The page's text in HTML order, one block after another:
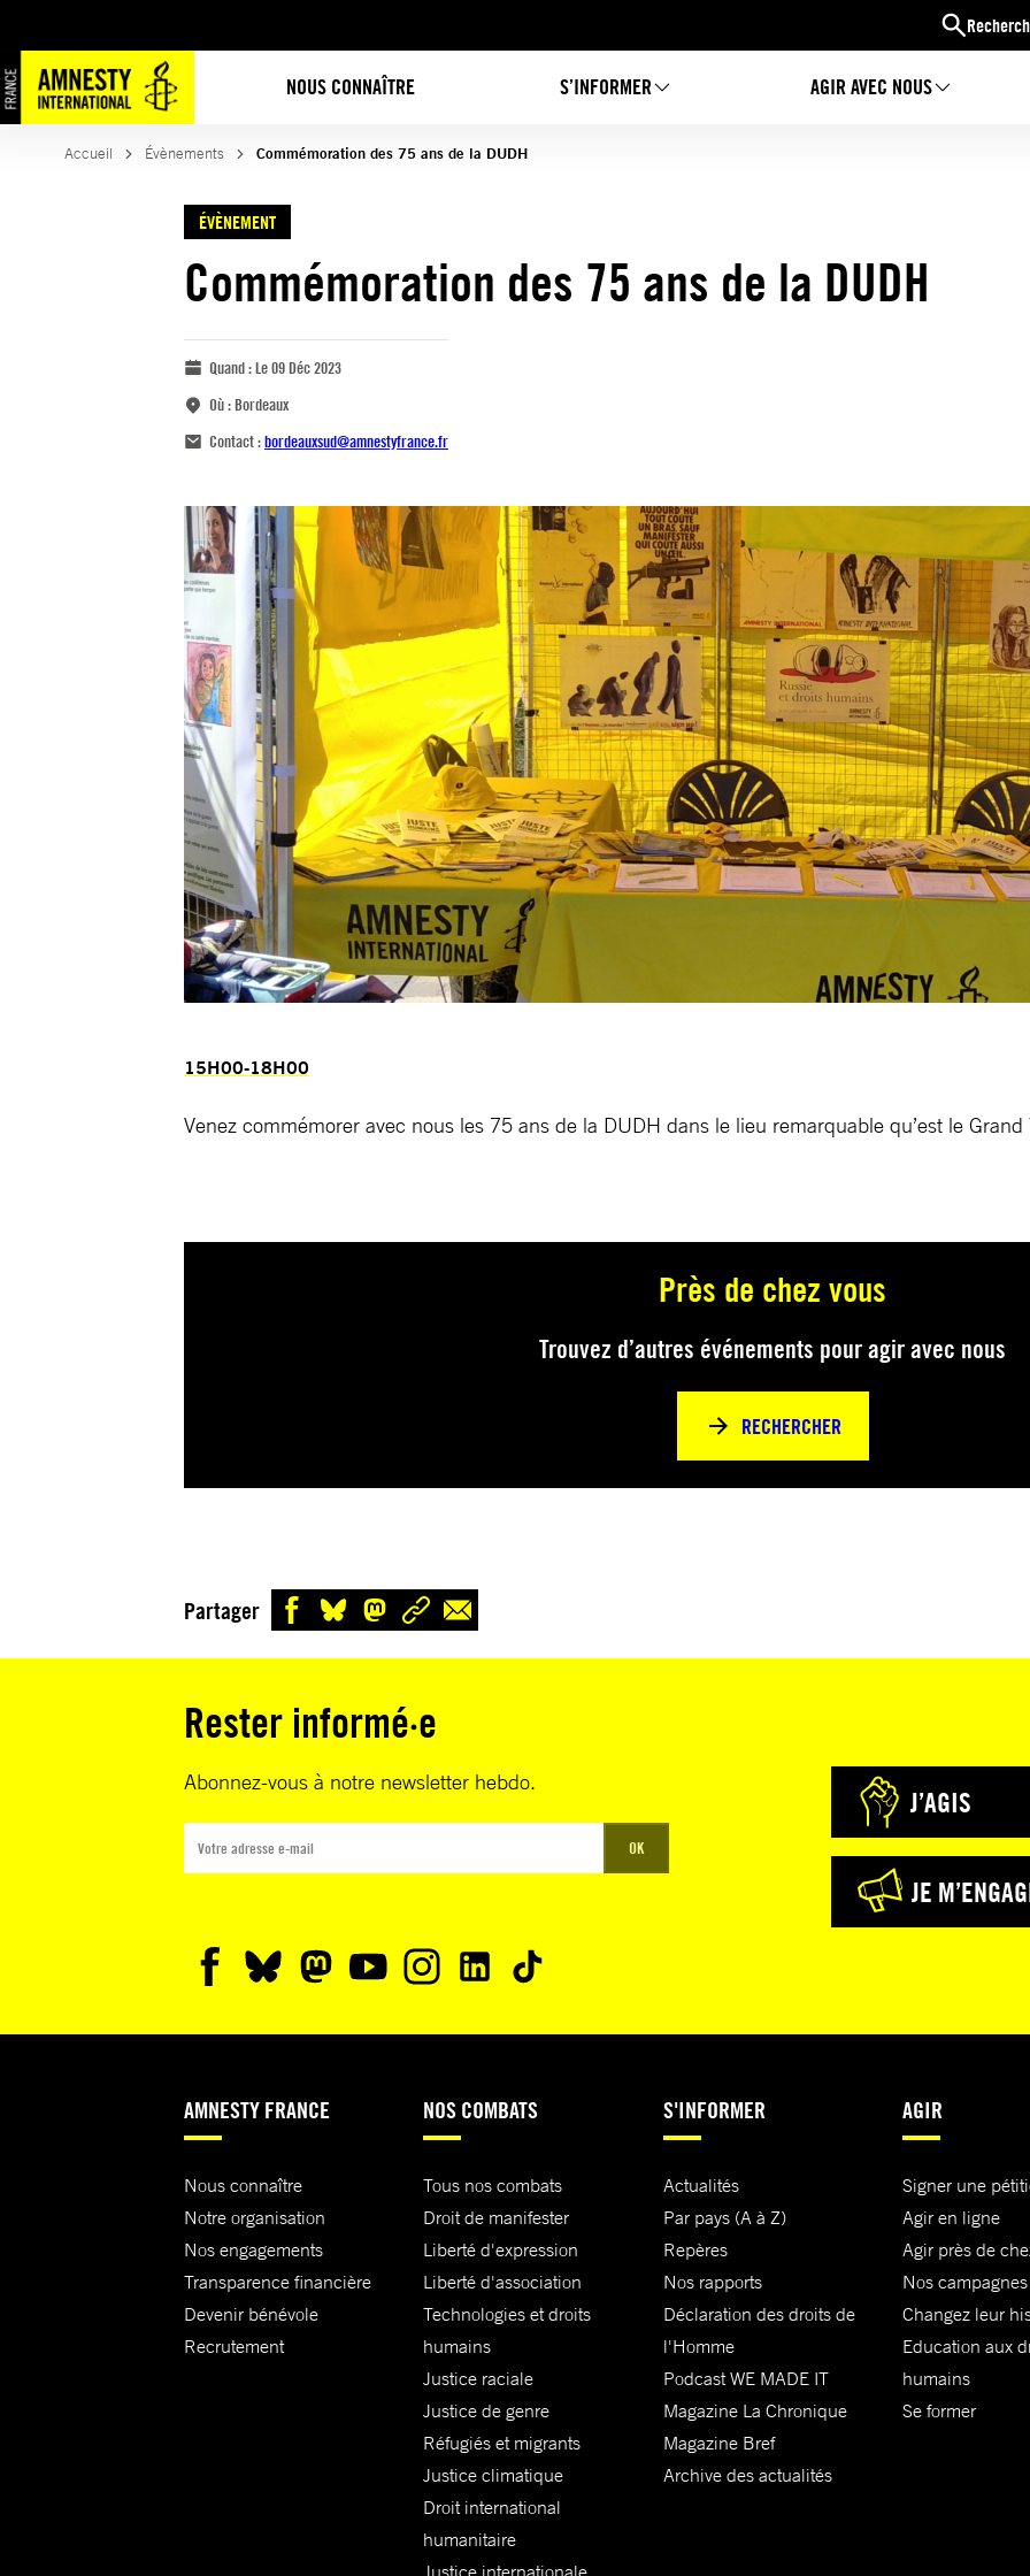
NOUS CONNAÎTRE S’INFORMER AGIR AVEC NOUS
Accueil Évènements Commémoration des 75 ans de la DUDH
ÉVÈNEMENT
Commémoration des 75 ans de la DUDH
Quand :Le 09 Déc 2023
Où :Bordeaux
Contact :bordeauxsud@amnestyfrance.fr
15H00-18H00
Venez commémorer avec nous les 75 ans de la DUDH dans le lieu remarquable qu’est le
Près de chez vous
Trouvez d’autres événements pour agir avec nous
RECHERCHER
Partager
Rester informé·e
Abonnez-vous à notre newsletter hebdo.
OK
J’AGIS
JE
AMNESTY FRANCE
Nous connaître
Notre organisation
Nos engagements
Transparence financière
Devenir bénévole
Recrutement
NOS COMBATS
Tous nos combats
Droit de manifester
Liberté d'expression
Liberté d'association
Technologies et droits
humains
Justice raciale
Justice de genre
Réfugiés et migrants
Justice climatique
Droit international
humanitaire
Justice internationale
S'INFORMER
Actualités
Par pays (A à Z)
Repères
Nos rapports
Déclaration des droits de
l'Homme
Podcast WE MADE IT
Magazine La Chronique
Magazine Bref
Archive des actualités
AGIR
Signer une
Agir en ligne
Agir près de
Nos campagnes
Changez leur
Education aux
humains
Se former